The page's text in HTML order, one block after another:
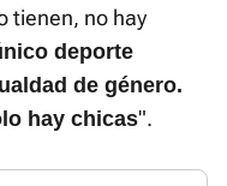
tienen, no hay
deporte
de género.
hay chicas".